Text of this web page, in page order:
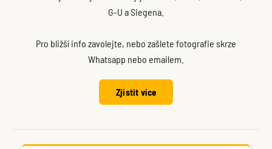
G-U a Siegena.
Pro bližší info zavolejte, nebo zašlete fotografie skrze
Whatsapp nebo emailem.
Zjistit více